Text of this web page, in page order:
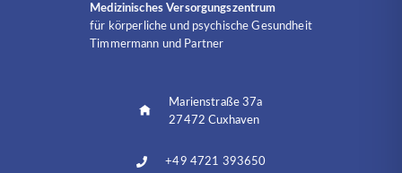
Medizinisches Versorgungszentrum
für körperliche und psychische Gesundheit
Timmermann und Partner
Marienstraße 37a
27472 Cuxhaven
+49 4721 393650